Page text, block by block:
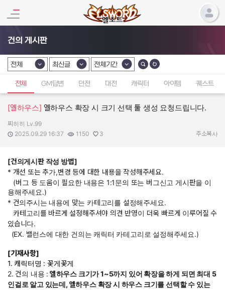
건의 게시판
카테고리 선택
전체
카테고리 선택
최신글
카테고리 선택
전체기간
전체 GM답변 던전 대전 캐릭터 아이템 퀘스트
[엘하우스] 엘하우스 확장 시 크기 선택 툴 생성 요청드립니다.
작성자:
찌히히 Lv.99
작성일:
2025.09.29 16:37
조회수:
1150
추천수:
3 주소복사
[건의게시판 작성 방법]
* 개선 또는 추가,변경 등에 대한 내용을 작성해주세요.
(버그 등 도움이 필요한 내용은 1:1문의 또는 버그신고 게시판을 이
용해주세요.)
* 건의주시는 내용에 맞는 카테고리를 설정해주세요.
카테고리를 바르게 설정해주셔야 의견 반영이 더욱 빠르게 이루어질 수
있습니다.
(EX. 밸런스에 대한 건의는 캐릭터 카테고리로 설정해주세요.)
[기재사항]
1. 캐릭터명 : 꽃게꽃게
2. 건의 내용 : 엘하우스 크기가 1~5까지 있어 확장을 하게 되면 최대 5
인걸로 알고 있는데, 엘하우스 확장 시 하우스 크기를 선택할 수 있는